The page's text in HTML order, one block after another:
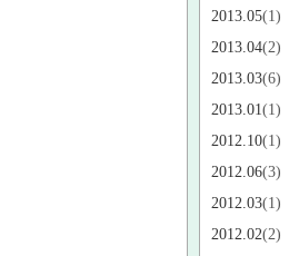
2013.05(1)
2013.04(2)
2013.03(6)
2013.01(1)
2012.10(1)
2012.06(3)
2012.03(1)
2012.02(2)